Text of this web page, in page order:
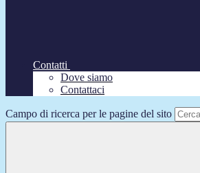
Contatti
Dove siamo
Contattaci
Campo di ricerca per le pagine del sito